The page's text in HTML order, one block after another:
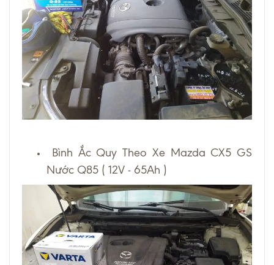
Bình Ắc Quy Theo Xe Mazda CX5 GS
Nước Q85 ( 12V - 65Ah )